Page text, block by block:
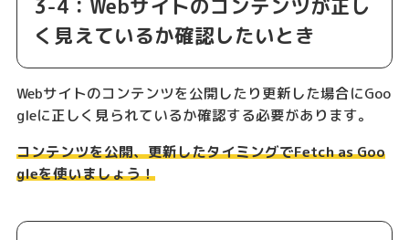
3-4：Webサイトのコンテンツが正し
く見えているか確認したいとき
Webサイトのコンテンツを公開したり更新した場合にGoo
gleに正しく見られているか確認する必要があります。
コンテンツを公開、更新したタイミングでFetch as Goo
gleを使いましょう！